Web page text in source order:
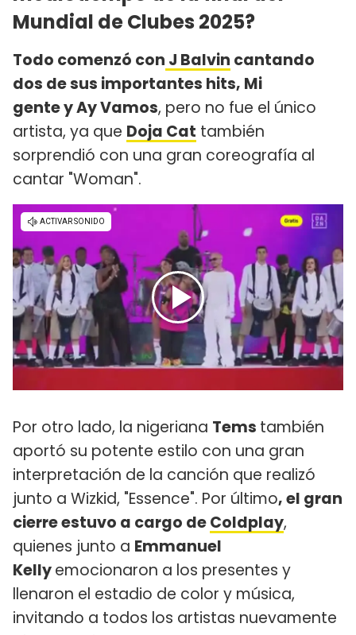
Mundial de Clubes 2025?
Todo comenzó con J Balvin cantando
dos de sus importantes hits, Mi
gente y Ay Vamos, pero no fue el único
artista, ya que Doja Cat también
sorprendió con una gran coreografía al
cantar "Woman".
Por otro lado, la nigeriana Tems también
aportó su potente estilo con una gran
interpretación de la canción que realizó
junto a Wizkid, "Essence". Por último, el gran
cierre estuvo a cargo deColdplay,
quienes junto a Emmanuel
Kellyemocionaron a los presentes y
llenaron el estadio de color y música,
invitando a todos los artistas nuevamente